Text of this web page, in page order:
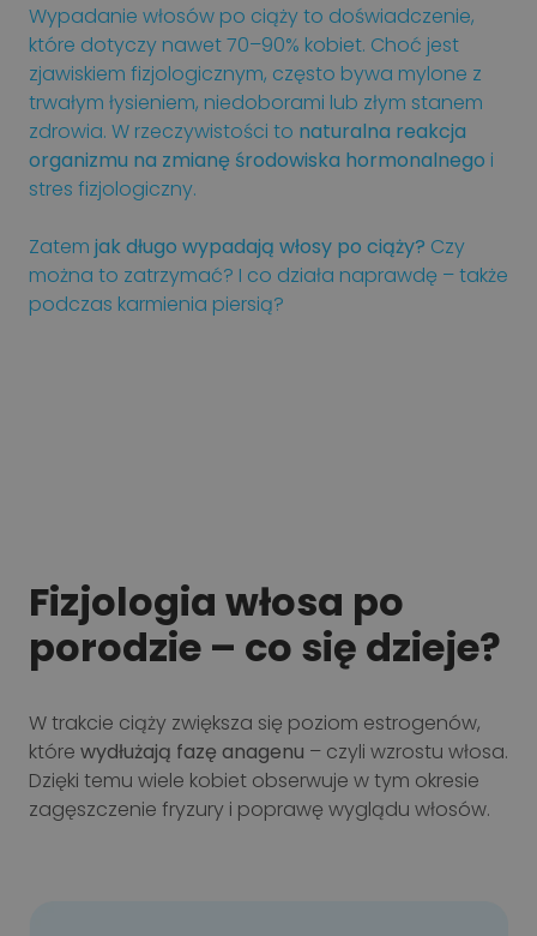
Wypadanie włosów po ciąży to doświadczenie,
które dotyczy nawet 70–90% kobiet. Choć jest
zjawiskiem fizjologicznym, często bywa mylone z
trwałym łysieniem, niedoborami lub złym stanem
zdrowia. W rzeczywistości to naturalna reakcja
organizmu na zmianę środowiska hormonalnego i
stres fizjologiczny.
Zatem jak długo wypadają włosy po ciąży? Czy
można to zatrzymać? I co działa naprawdę – także
podczas karmienia piersią?
Fizjologia włosa po
porodzie – co się dzieje?
W trakcie ciąży zwiększa się poziom estrogenów,
które wydłużają fazę anagenu – czyli wzrostu włosa.
Dzięki temu wiele kobiet obserwuje w tym okresie
zagęszczenie fryzury i poprawę wyglądu włosów.